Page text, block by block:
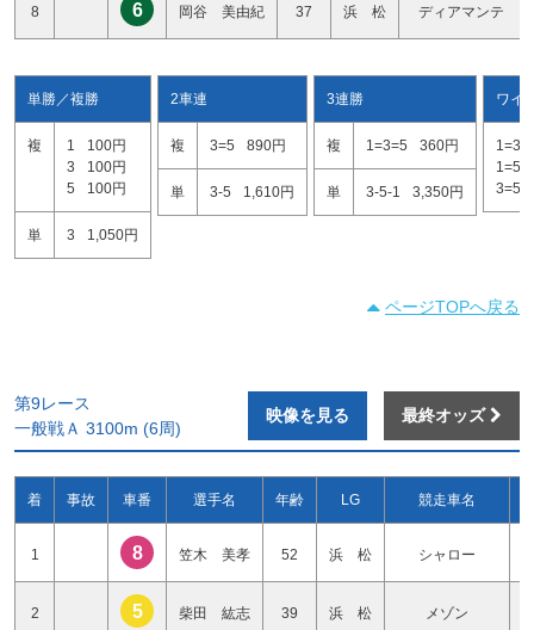
8 6 岡谷 美由紀 37 浜 松 ディアマンテ
単勝／複勝
複 1
100円
3
100円
5
100円
単 3 1,050円
2車連
複 3=5 890円
単 3-5 1,610円
3連勝
複 1=3=5 360円
単 3-5-1 3,350円
ワイ
1=3
1=5
3=5
ページTOPへ戻る
第9レース
一般戦Ａ 3100m (6周)
映像を見る 最終オッズ
着 事故 車番 選手名 年齢 LG 競走車名
1 8 笠木 美孝 52 浜 松 シャロー
2 5 柴田 紘志 39 浜 松 メゾン